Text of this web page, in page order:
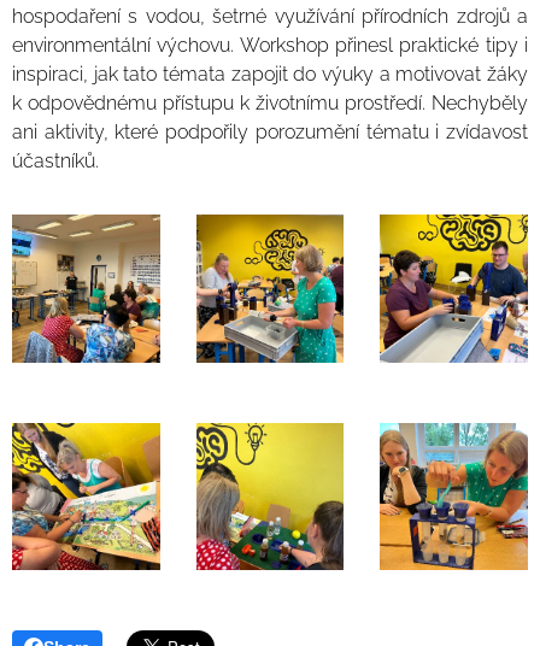
hospodaření s vodou, šetrné využívání přírodních zdrojů a
environmentální výchovu. Workshop přinesl praktické tipy i
inspiraci, jak tato témata zapojit do výuky a motivovat žáky
k odpovědnému přístupu k životnímu prostředí. Nechyběly
ani aktivity, které podpořily porozumění tématu i zvídavost
účastníků.